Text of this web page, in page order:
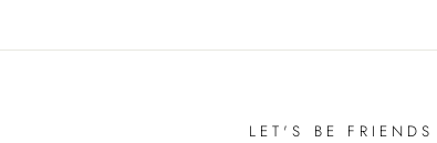
LET'S BE